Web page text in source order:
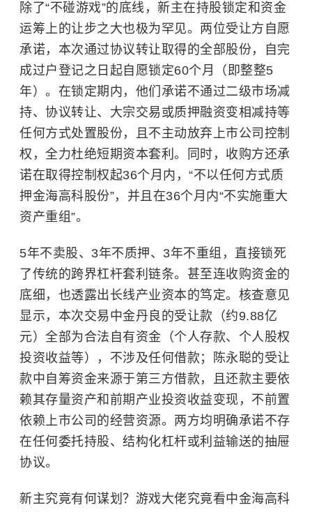
除了“不碰游戏”的底线，新主在持股锁定和资金
运筹上的让步之大也极为罕见。两位受让方自愿
承诺，本次通过协议转让取得的全部股份，自完
成过户登记之日起自愿锁定60个月（即整整5
年）。在锁定期内，他们承诺不通过二级市场减
持、协议转让、 大宗交易或质押融资变相减持等
任何方式处置股份，且不主动放弃上市公司控制
权，全力杜绝短期资本套利。同时，收购方还承
诺在取得控制权起36个月内，“不以任何方式质
押金海高科股份”，并且在36个月内“不实施重大
资产重组”。
5年不卖股、3年不质押、3年不重组，直接锁死
了传统的跨界杠杆套利链条。甚至连收购资金的
底细，也透露出长线产业资本的笃定。核查意见
显示，本次交易中金丹良的受让款（约9.88亿
元）全部为合法自有资金（个人存款、个人股权
投资收益等），不涉及任何借款；陈永聪的受让
款中自筹资金来源于第三方借款，且还款主要依
赖其存量资产和前期产业投资收益变现，不前置
依赖上市公司的经营资源。两方均明确承诺不存
在任何委托持股、结构化杠杆或利益输送的抽屉
协议。
新主究竟有何谋划？游戏大佬究竟看中金海高科